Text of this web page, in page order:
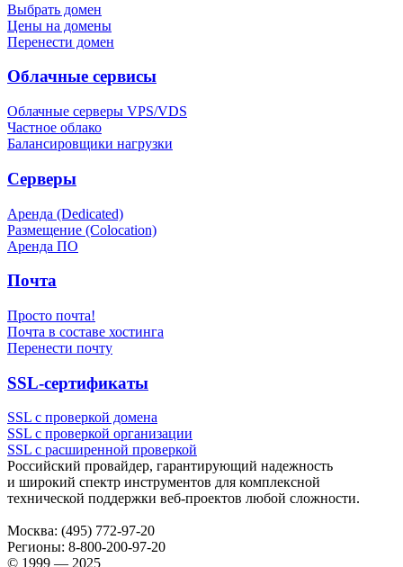
Выбрать домен
Цены на домены
Перенести домен
Облачные сервисы
Облачные серверы VPS/VDS
Частное облако
Балансировщики нагрузки
Серверы
Аренда (Dedicated)
Размещение (Colocation)
Аренда ПО
Почта
Просто почта!
Почта в составе хостинга
Перенести почту
SSL-сертификаты
SSL с проверкой домена
SSL с проверкой организации
SSL с расширенной проверкой
Российский провайдер, гарантирующий надежность
и широкий спектр инструментов для комплексной
технической поддержки веб-проектов любой сложности.
Москва: (495) 772-97-20
Регионы: 8-800-200-97-20
© 1999 — 2025